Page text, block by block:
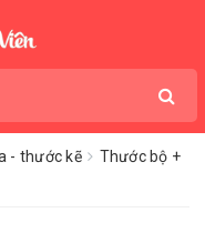
- thước kẽ
Thước bộ +